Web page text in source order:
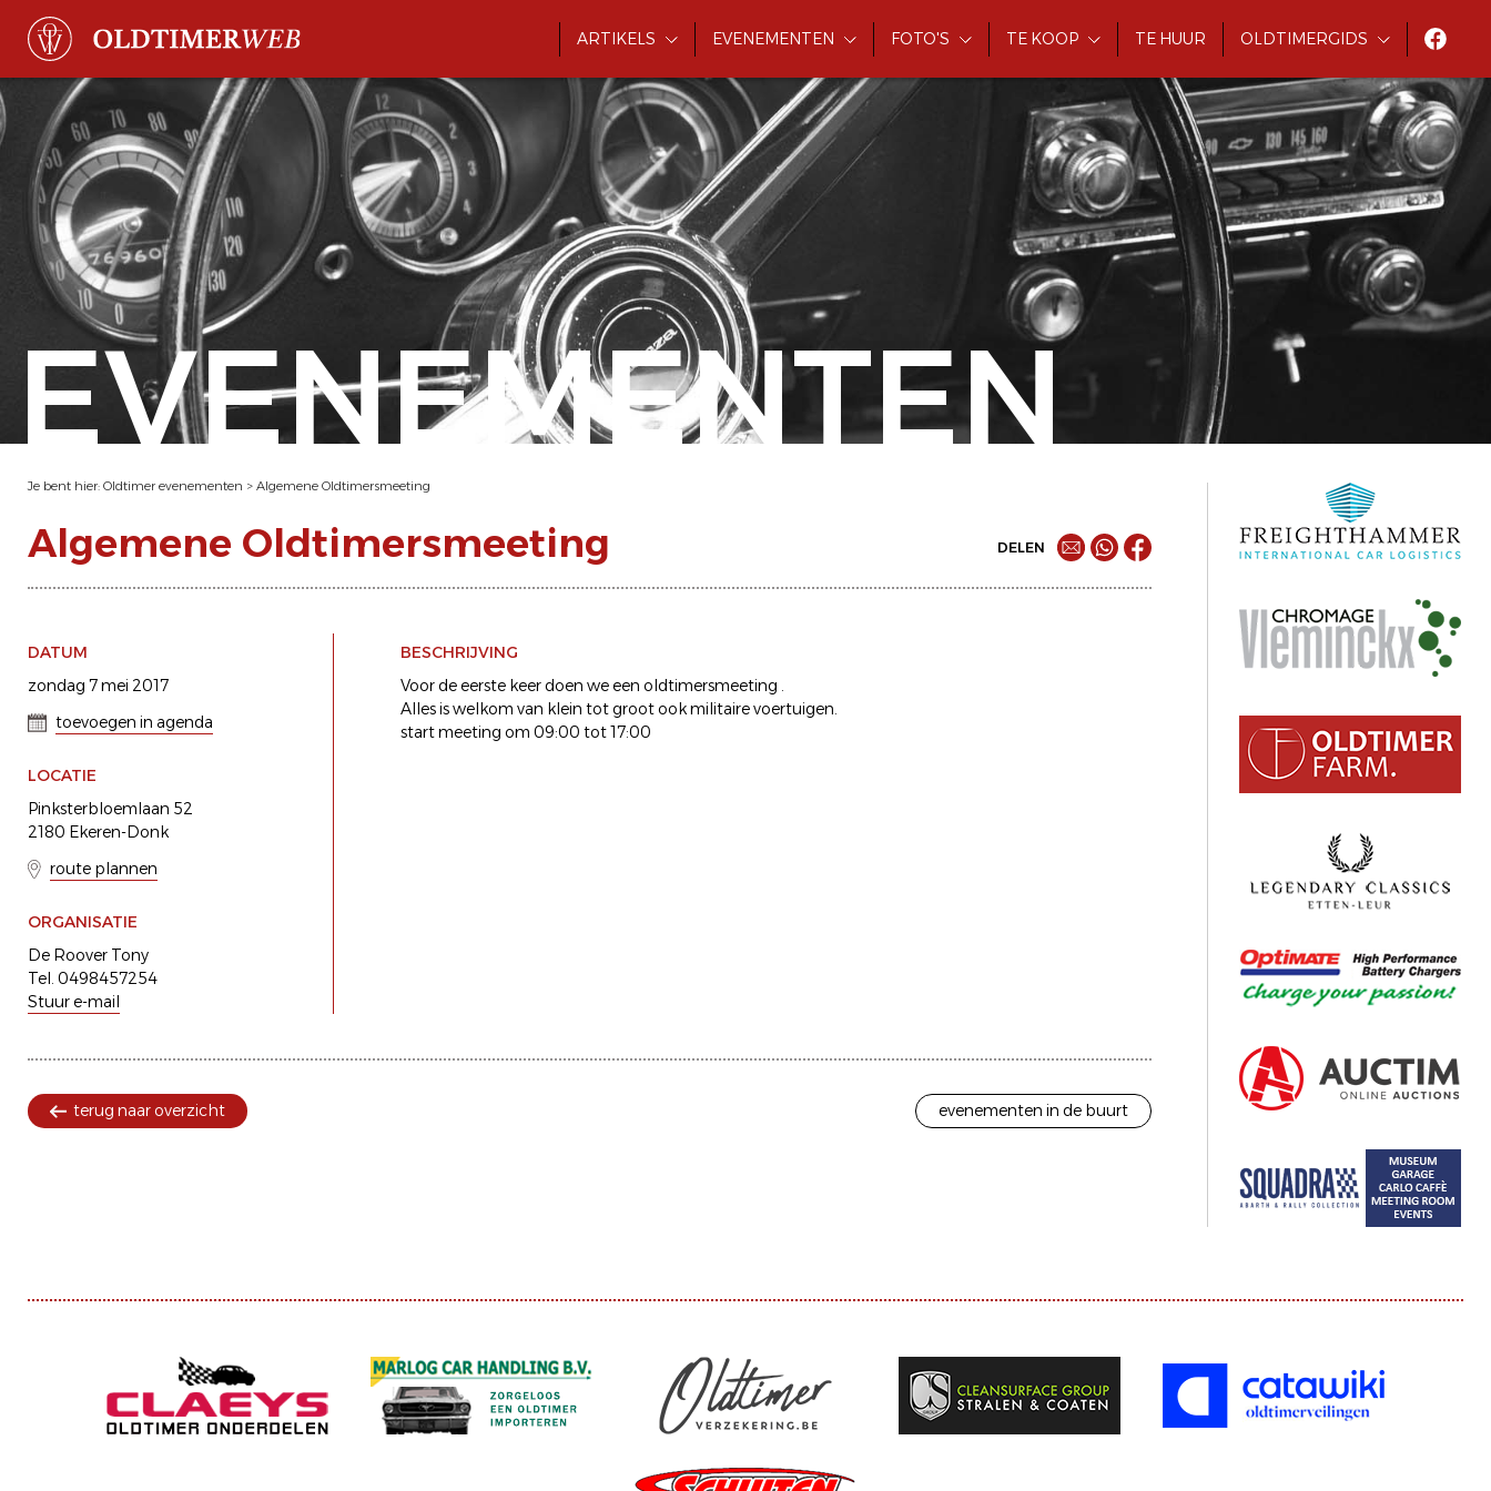
ARTIKELS EVENEMENTEN FOTO'S TE KOOP TE HUUR OLDTIMERGIDS
EVENEMENTEN
Je bent hier: Oldtimer evenementen > Algemene Oldtimersmeeting
Algemene Oldtimersmeeting DELEN
DATUM
zondag 7 mei 2017
toevoegen in agenda
LOCATIE
Pinksterbloemlaan 52
2180 Ekeren-Donk
route plannen
ORGANISATIE
De Roover Tony
Tel. 0498457254
Stuur e-mail
BESCHRIJVING
Voor de eerste keer doen we een oldtimersmeeting .
Alles is welkom van klein tot groot ook militaire voertuigen.
start meeting om 09:00 tot 17:00
terug naar overzicht evenementen in de buurt